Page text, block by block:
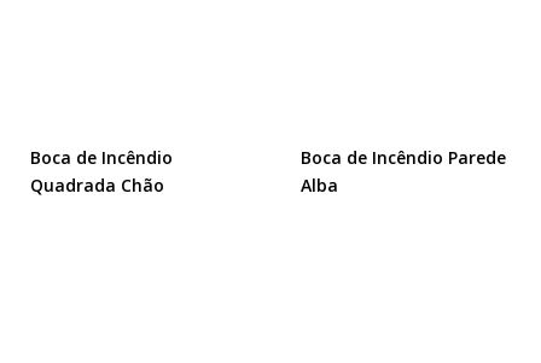
Boca de Incêndio
Quadrada Chão
Boca de Incêndio Parede
Alba